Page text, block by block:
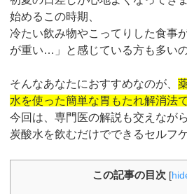
始めるこの時期、
冷たい飲み物やこってりした食事
が重い…」と感じている方も多い
そんなあなたにおすすめなのが、
水を使った簡単な胃もたれ解消法
今回は、専門医の解説も交えなが
炭酸水を飲むだけでできるセルフ
この記事の目次 [